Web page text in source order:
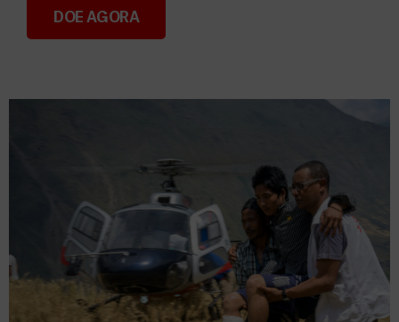
Consignação do IRS 2026
DOE AGORA